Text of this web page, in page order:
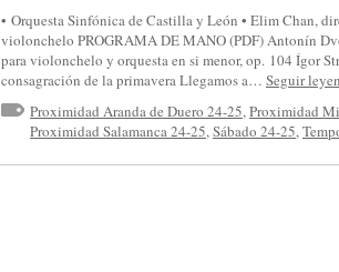
• Orquesta Sinfónica de Castilla y León • Elim Chan,
violonchelo PROGRAMA DE MANO (PDF) Antonín
para violonchelo y orquesta en si menor, op. 104 Ígor
consagración de la primavera Llegamos a… Seguir
Proximidad Aranda de Duero 24-25, Proximidad
Proximidad Salamanca 24-25, Sábado 24-25,